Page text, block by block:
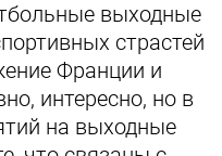
выходные
страстей
Франции и
интересно, но в
на выходные